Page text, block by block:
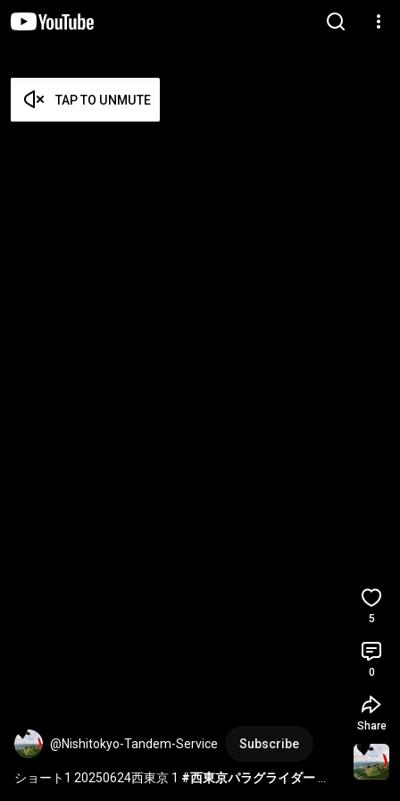
TAP TO UNMUTE
@Nishitokyo-Tandem-Service Subscribe
ショート1 20250624西東京 1 #西東京パラグライダー
5
0
Share